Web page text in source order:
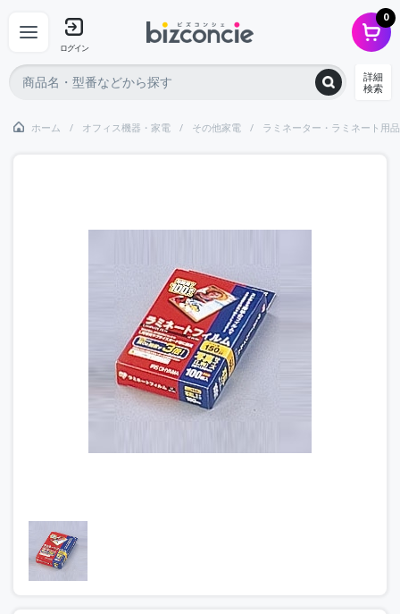
ログイン
0
詳細
検索
ホーム オフィス機器・家電 その他家電 ラミネーター・ラミネート用品